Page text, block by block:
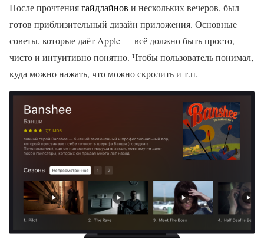
После прочтениягайдлайнов и нескольких вечеров, был
готов приблизительный дизайн приложения. Основные
советы, которые даёт Apple — всё должно быть просто,
чисто и интуитивно понятно. Чтобы пользователь понимал,
куда можно нажать, что можно скролить и т.п.